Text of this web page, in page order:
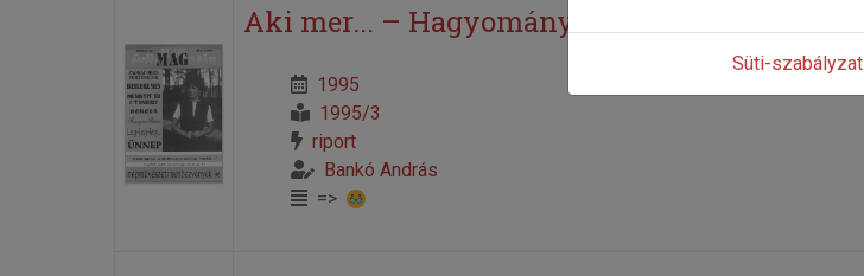
Aki mer... – Hagyomány és minőség
1995
1995/3
riport
Bankó András
=>
Süti-szabályzat